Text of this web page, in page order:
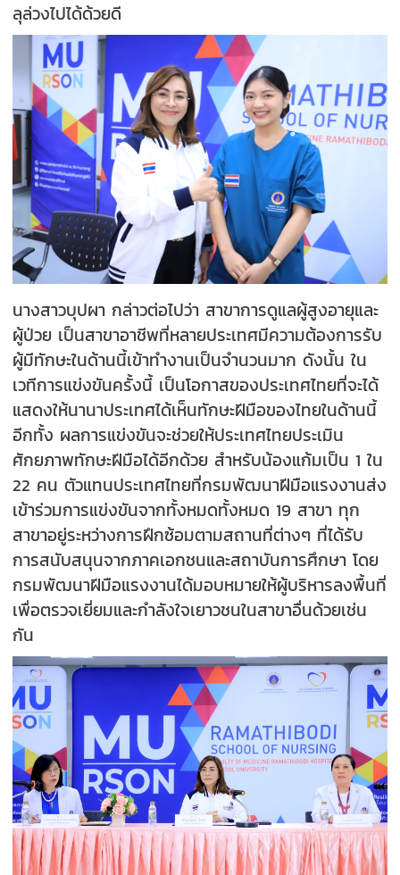
ลุล่วงไปได้ด้วยดี
นางสาวบุปผา กล่าวต่อไปว่า สาขาการดูแลผู้สูงอายุและ
ผู้ป่วย เป็นสาขาอาชีพที่หลายประเทศมีความต้องการรับ
ผู้มีทักษะในด้านนี้เข้าทำงานเป็นจำนวนมาก ดังนั้น ใน
เวทีการแข่งขันครั้งนี้ เป็นโอกาสของประเทศไทยที่จะได้
แสดงให้นานาประเทศได้เห็นทักษะฝีมือของไทยในด้านนี้
อีกทั้ง ผลการแข่งขันจะช่วยให้ประเทศไทยประเมิน
ศักยภาพทักษะฝีมือได้อีกด้วย สำหรับน้องแก้มเป็น 1 ใน
22 คน ตัวแทนประเทศไทยที่กรมพัฒนาฝีมือแรงงานส่ง
เข้าร่วมการแข่งขันจากทั้งหมดทั้งหมด 19 สาขา ทุก
สาขาอยู่ระหว่างการฝึกซ้อมตามสถานที่ต่างๆ ที่ได้รับ
การสนับสนุนจากภาคเอกชนและสถาบันการศึกษา โดย
กรมพัฒนาฝีมือแรงงานได้มอบหมายให้ผู้บริหารลงพื้นที่
เพื่อตรวจเยี่ยมและกำลังใจเยาวชนในสาขาอื่นด้วยเช่น
กัน